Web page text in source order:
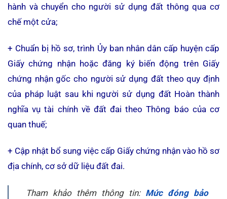
hành và chuyển cho người sử dụng đất thông qua cơ
chế một cửa;
+ Chuẩn bị hồ sơ, trình Ủy ban nhân dân cấp huyện cấp
Giấy chứng nhận hoặc đăng ký biến động trên Giấy
chứng nhận gốc cho người sử dụng đất theo quy định
của pháp luật sau khi người sử dụng đất Hoàn thành
nghĩa vụ tài chính về đất đai theo Thông báo của cơ
quan thuế;
+ Cập nhật bổ sung việc cấp Giấy chứng nhận vào hồ sơ
địa chính, cơ sở dữ liệu đất đai.
Tham khảo thêm thông tin: Mức đóng bảo